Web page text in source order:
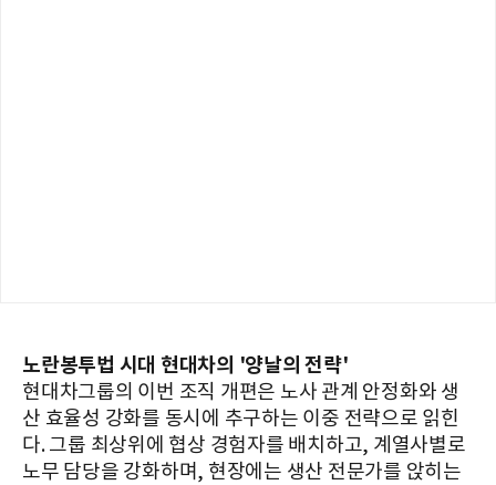
노란봉투법 시대 현대차의 '양날의 전략'
현대차그룹의 이번 조직 개편은 노사 관계 안정화와 생
산 효율성 강화를 동시에 추구하는 이중 전략으로 읽힌
다. 그룹 최상위에 협상 경험자를 배치하고, 계열사별로
노무 담당을 강화하며, 현장에는 생산 전문가를 앉히는